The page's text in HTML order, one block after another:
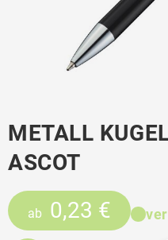
METALL
ASCOT
ab 0,23 €